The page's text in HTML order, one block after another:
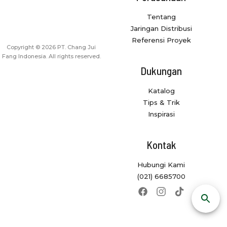
Tentang
Jaringan Distribusi
Referensi Proyek
Dukungan
Katalog
Tips & Trik
Inspirasi
Kontak
Hubungi Kami
(021) 6685700
Copyright © 2026 PT. Chang Jui
Fang Indonesia. All rights reserved.